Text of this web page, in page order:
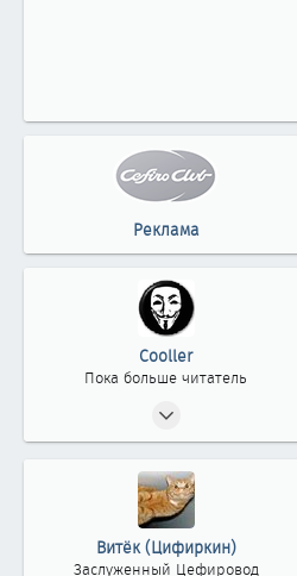
Реклама
Cooller
Пока больше читатель
2
Витёк (Цифиркин)
Заслуженный Цефировод